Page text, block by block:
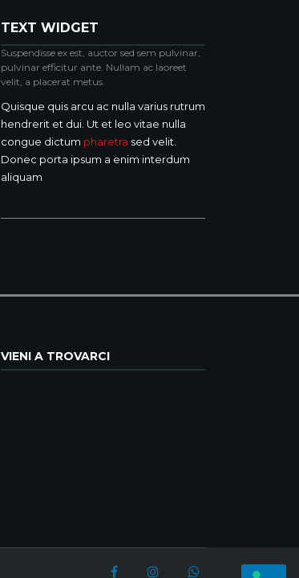
TEXT WIDGET
Suspendisse ex est, auctor sed sem pulvinar,
pulvinar efficitur ante. Nullam ac laoreet
velit, a placerat metus.
Quisque quis arcu ac nulla varius rutrum
hendrerit et dui. Ut et leo vitae nulla
congue dictum pharetra sed velit.
Donec porta ipsum a enim interdum
aliquam
VIENI A TROVARCI